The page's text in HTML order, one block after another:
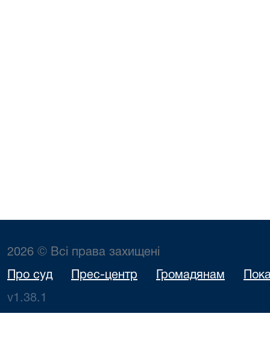
2026 © Всі права захищені
Про суд Прес-центр Громадянам
v1.38.1